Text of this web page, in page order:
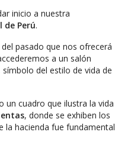
inicio a nuestra
Perú.
pasado que nos ofrecerá
a un salón
símbolo del estilo de vida de
un cuadro que ilustra la vida
, donde se exhiben los
la hacienda fue fundamental